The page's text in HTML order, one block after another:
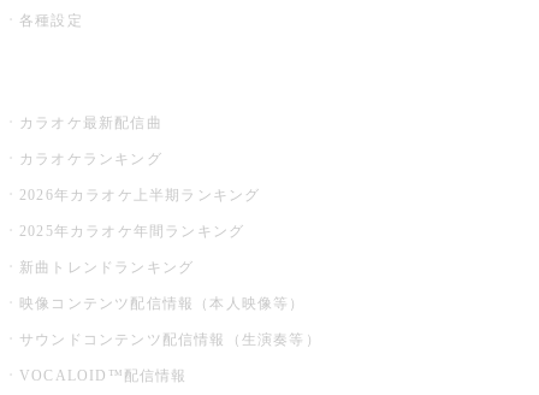
各種設定
カラオケ最新配信曲
カラオケランキング
2026年カラオケ上半期ランキング
2025年カラオケ年間ランキング
新曲トレンドランキング
映像コンテンツ配信情報（本人映像等）
サウンドコンテンツ配信情報（生演奏等）
VOCALOID™配信情報